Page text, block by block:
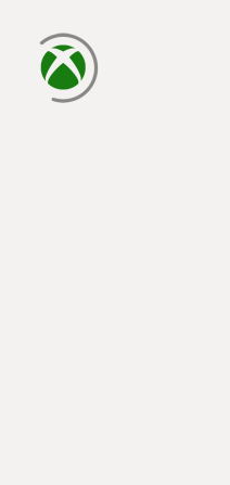
cargando